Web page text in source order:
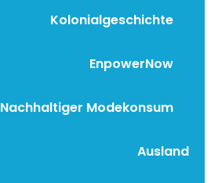
Kolonialgeschichte
EnpowerNow
Nachhaltiger Modekonsum
Ausland